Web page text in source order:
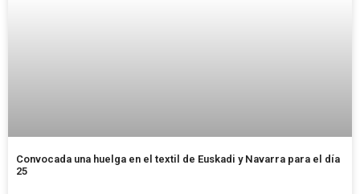
Convocada una huelga en el textil de Euskadi y Navarra para el día
25